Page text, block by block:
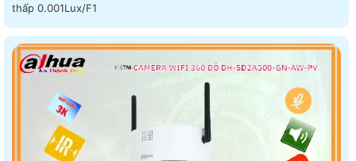
thấp 0.001Lux/F1